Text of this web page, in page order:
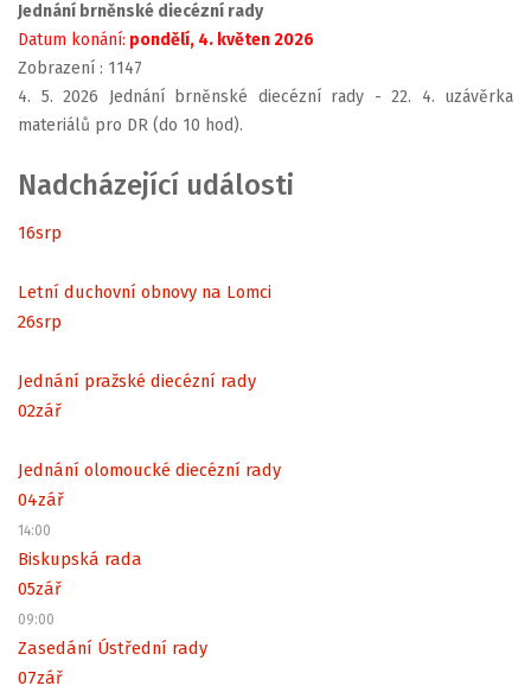
Jednání brněnské diecézní rady
Datum konání: pondělí, 4. květen 2026
Zobrazení : 1147
4. 5. 2026 Jednání brněnské diecézní rady - 22. 4. uzávěrka
materiálů pro DR (do 10 hod).
Nadcházející události
16srp
Letní duchovní obnovy na Lomci
26srp
Jednání pražské diecézní rady
02zář
Jednání olomoucké diecézní rady
04zář
14:00
Biskupská rada
05zář
09:00
Zasedání Ústřední rady
07zář